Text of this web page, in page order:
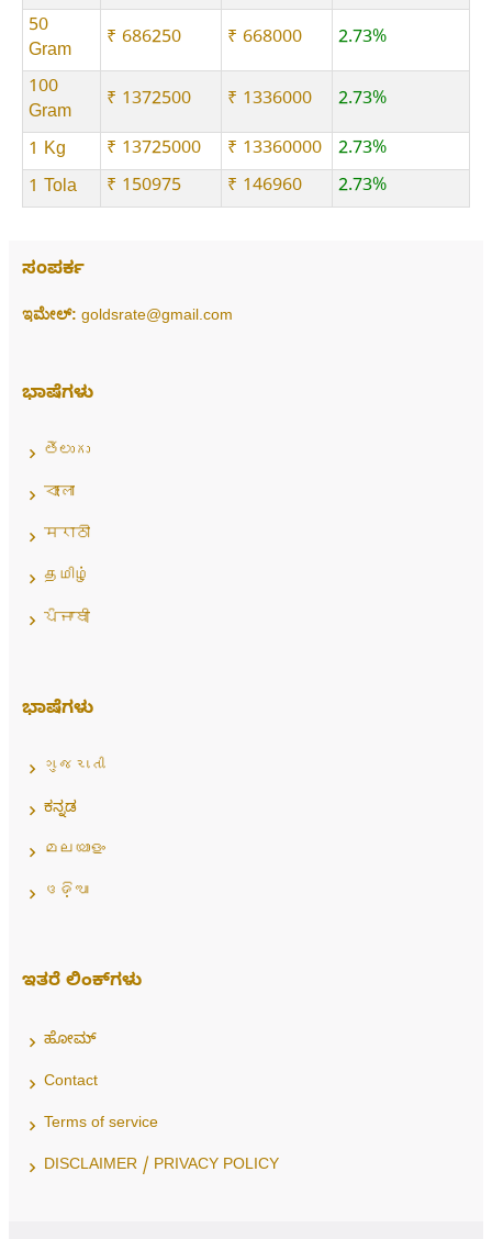
50
Gram
₹ 686250 ₹ 668000 2.73%
100
Gram
₹ 1372500 ₹ 1336000 2.73%
1 Kg ₹ 13725000 ₹ 13360000
2.73%
1 Tola
₹ 150975 ₹ 146960 2.73%
ಸಂಪರ್ಕ
ಇಮೇಲ್: goldsrate@gmail.com
ಭಾಷೆಗಳು
తెలుగు
বাংলা
मराठी
தமிழ்
ਪੰਜਾਬੀ
ಭಾಷೆಗಳು
ગુજરાતી
ಕನ್ನಡ
മലയാളം
ଓଡ଼ିଆ
ಇತರೆ ಲಿಂಕ್‌ಗಳು
ಹೋಮ್
Contact
Terms of service
DISCLAIMER / PRIVACY POLICY